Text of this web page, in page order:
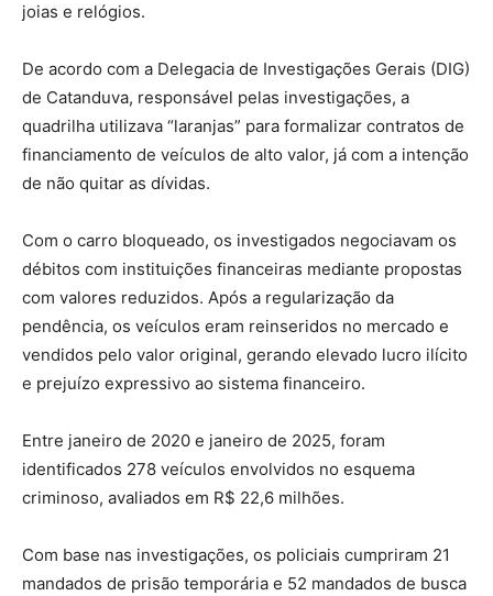
joias e relógios.
De acordo com a Delegacia de Investigações Gerais (DIG)
de Catanduva, responsável pelas investigações, a
quadrilha utilizava “laranjas” para formalizar contratos de
financiamento de veículos de alto valor, já com a intenção
de não quitar as dívidas.
Com o carro bloqueado, os investigados negociavam os
débitos com instituições financeiras mediante propostas
com valores reduzidos. Após a regularização da
pendência, os veículos eram reinseridos no mercado e
vendidos pelo valor original, gerando elevado lucro ilícito
e prejuízo expressivo ao sistema financeiro.
Entre janeiro de 2020 e janeiro de 2025, foram
identificados 278 veículos envolvidos no esquema
criminoso, avaliados em R$ 22,6 milhões.
Com base nas investigações, os policiais cumpriram 21
mandados de prisão temporária e 52 mandados de busca